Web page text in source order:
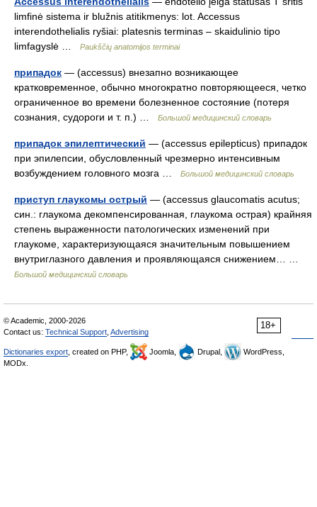
limfinė sistema ir blužnis atitikmenys: lot. Accessus
interendothelialis ryšiai: platesnis terminas – skaidulinio tipo
limfagyslė …
Paukščių anatomijos terminai
припадок — (accessus) внезапно возникающее
кратковременное, обычно многократно повторяющееся, четко
ограниченное во времени болезненное состояние (потеря
сознания, судороги и т. п.) …
Большой медицинский словарь
припадок эпилептический — (accessus epilepticus) припадок
при эпилепсии, обусловленный чрезмерно интенсивным
возбуждением головного мозга …
Большой медицинский словарь
приступ глаукомы острый — (accessus glaucomatis acutus;
син.: глаукома декомпенсированная, глаукома острая) крайняя
степень выраженности патологических изменений при
глаукоме, характеризующаяся значительным повышением
внутриглазного давления и проявляющаяся снижением… …
Большой медицинский словарь
18+
© Academic, 2000-2026
Contact us: Technical Support Advertising
Dictionaries export , created on PHP, Joomla, Drupal,
WordPress,
MODx.